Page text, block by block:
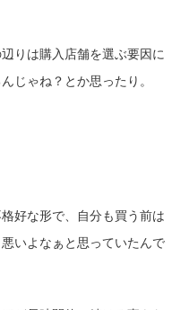
りは購入店舗を選ぶ要因に
じゃね？とか思ったり。
好な形で、自分も買う前は
いよなぁと思っていたんで